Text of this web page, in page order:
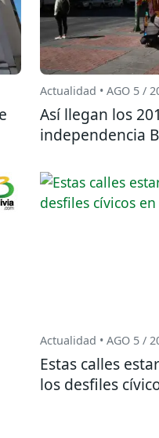
Actualidad • AGO 5 /
Así llegan los
independencia
Actualidad • AGO 5 /
Estas calles
los desfiles